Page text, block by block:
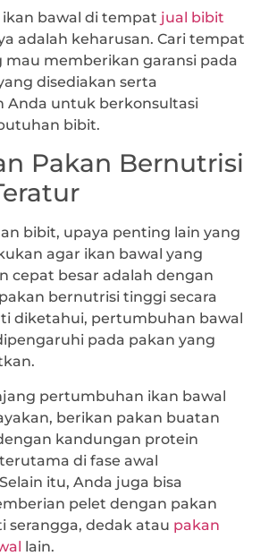
bawal di tempat jual bibit
adalah keharusan. Cari tempat
mau memberikan garansi pada
disediakan serta
Anda untuk berkonsultasi
bibit.
Pakan Bernutrisi
bibit, upaya penting lain yang
agar ikan bawal yang
cepat besar adalah dengan
bernutrisi tinggi secara
diketahui, pertumbuhan bawal
pada pakan yang
pertumbuhan ikan bawal
berikan pakan buatan
kandungan protein
di fase awal
itu, Anda juga bisa
pelet dengan pakan
serangga, dedak atau pakan
lain.